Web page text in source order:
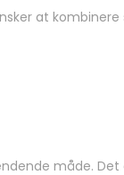
at
måde.